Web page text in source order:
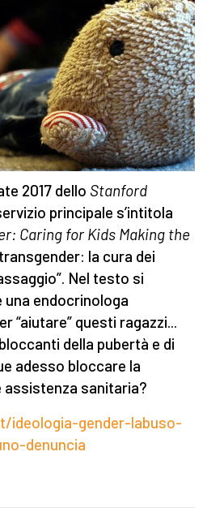
2017 dello Stanford
principale s’intitola
Caring for Kids Making the
la cura dei
Nel testo si
endocrinologa
“aiutare” questi ragazzi...
della pubertà e di
adesso bloccare la
sanitaria?
ideologia-gender-labuso-
denuncia